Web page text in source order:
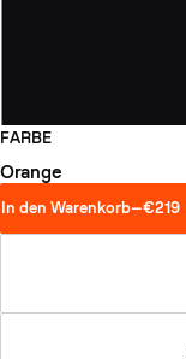
FARBE
Orange
In den Warenkorb—€219